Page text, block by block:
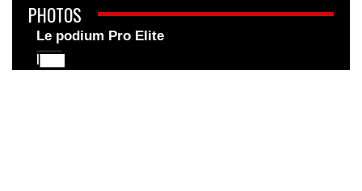
PHOTOS
Le podium Pro Elite